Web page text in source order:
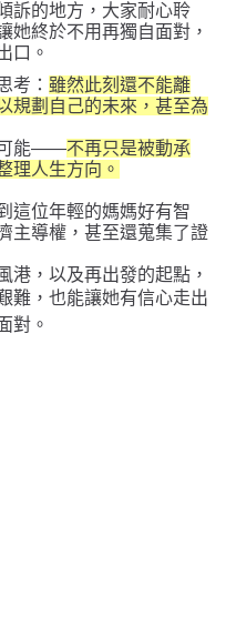
訴的地方，大家耐心聆
她終於不用再獨自面對，
口。
考： 雖然此刻還不能離
規劃自己的未來，甚至為
可能——不再只是被動承
理人生方向。
這位年輕的媽媽好有智
主導權，甚至還蒐集了證
港，以及再出發的起點，
難，也能讓她有信心走出
對。